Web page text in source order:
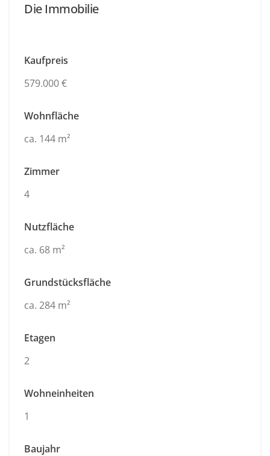
Die Immobilie
Kaufpreis
579.000 €
Wohnfläche
ca. 144 m²
Zimmer
4
Nutzfläche
ca. 68 m²
Grundstücksfläche
ca. 284 m²
Etagen
2
Wohneinheiten
1
Baujahr